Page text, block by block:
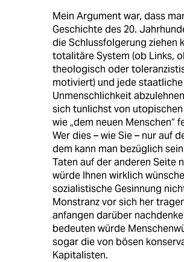
Mein Argument war, dass
Geschichte des 20.
die Schlussfolgerung ziehen
totalitäre System (ob Links,
theologisch oder
motiviert) und jede staatliche
Unmenschlichkeit
sich tunlichst von
wie „dem neuen Menschen“
Wer dies – wie Sie – nur auf
dem kann man bezüglich
Taten auf der anderen Seite
würde Ihnen wirklich
sozialistische Gesinnung
Monstranz vor sich her
anfangen darüber
bedeuten würde
sogar die von bösen
Kapitalisten.